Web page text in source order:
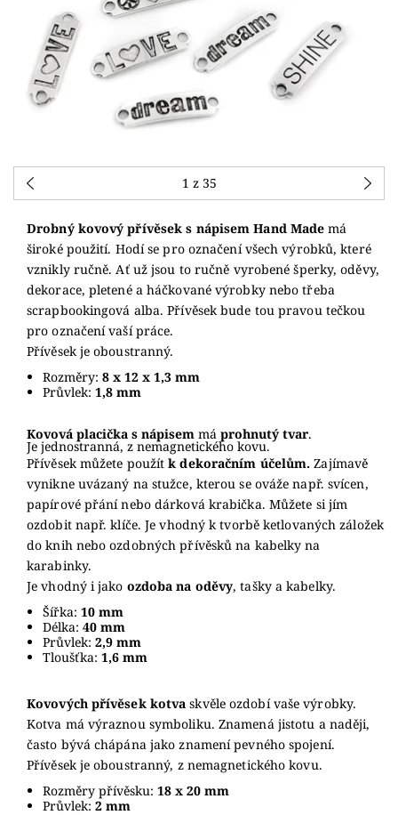
1 z 35
Drobný kovový přívěsek s nápisem Hand Made má
široké použití. Hodí se pro označení všech výrobků, které
vznikly ručně. Ať už jsou to ručně vyrobené šperky, oděvy,
dekorace, pletené a háčkované výrobky nebo třeba
scrapbookingová alba. Přívěsek bude tou pravou tečkou
pro označení vaší práce.
Přívěsek je oboustranný.
Rozměry: 8 x 12 x 1,3 mm
Průvlek: 1,8 mm
Kovová placička s nápisem má prohnutý tvar.
Je jednostranná, z nemagnetického kovu.
Přívěsek můžete použít k dekoračním účelům. Zajímavě
vynikne uvázaný na stužce, kterou se ováže např. svícen,
papírové přání nebo dárková krabička. Můžete si jím
ozdobit např. klíče. Je vhodný k tvorbě ketlovaných záložek
do knih nebo ozdobných přívěsků na kabelky na
karabinky.
Je vhodný i jako ozdoba na oděvy, tašky a kabelky.
Šířka: 10 mm
Délka: 40 mm
Průvlek: 2,9 mm
Tloušťka: 1,6 mm
Kovových přívěsek kotva skvěle ozdobí vaše výrobky.
Kotva má výraznou symboliku. Znamená jistotu a naději,
často bývá chápána jako znamení pevného spojení.
Přívěsek je oboustranný, z nemagnetického kovu.
Rozměry přívěsku: 18 x 20 mm
Průvlek: 2 mm